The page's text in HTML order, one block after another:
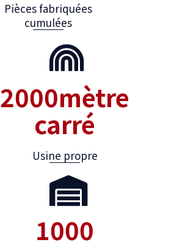
Pièces fabriquées
cumulées
2000mètre
carré
Usine propre
1000